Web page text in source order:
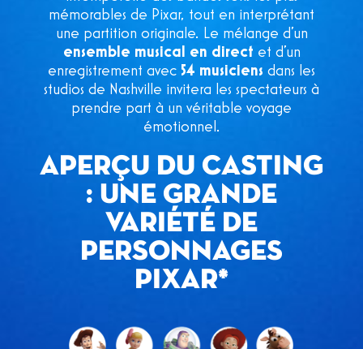
mémorables de Pixar, tout en interprétant
une partition originale. Le mélange d’un
ensemble musical en direct et d’un
enregistrement avec 54 musiciens dans les
studios de Nashville invitera les spectateurs à
prendre part à un véritable voyage
émotionnel.
APERÇU DU CASTING
: UNE GRANDE
VARIÉTÉ DE
PERSONNAGES
PIXAR*